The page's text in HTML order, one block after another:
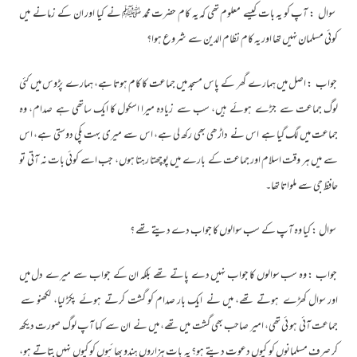
سوال : آپ کو یہ بات کیسے معلوم تھی کہ یہ کام حضرت محمد ﷺ نے کیا اور ان کے زمانے میں
کوئی مسلمان نہیں تھا اور یہ کام نظام الدین سے شروع ہوا؟
جواب : اصل میں ہمارے گھر کے پاس مسجد میں جماعت کا کام ہوتا ہے، ہمارے پڑوس میں کئی
لوگ جماعت سے جڑے ہوئے ہیں، سب سے زیادہ میرا اسکول کا ایک ساتھی ہے صدام، وہ
جماعت میں لگ گیا ہے اس نے داڑھی بھی رکھ لی ہے، اس سے میری بہت پکی دوستی ہے، اس
سے میں ہر وقت اسلام اور جماعت کے بارے میں پوچھتا رہتا ہوں، جب اسے کوئی بات نہ آتی تو
حافظ جی سے ملواتا تھا۔
سوال : کیا وہ آپ کے سب سوالوں کا جواب دے دیتے تھے ؟
جواب : وہ سب سوالوں کا جواب نہیں دے پاتے تھے بلکہ ان کے جواب سے میرے دل میں
اور سوال کھڑے ہوتے تھے، میں نے ایک بار صدام کو گشت کرتے ہوئے پکڑ لیا، لکھنو سے
جماعت آئی ہو ئی تھی، امیر صاحب بھی گشت میں تھے، میں نے ان سے کہا آپ لوگ صورت دیکھ
کر صرف مسلمانوں کو کیوں دعوت دیتے ہو؟ یہ بات ہزاروں ہندو بھائیوں کو کیوں نہیں بتاتے ہو،